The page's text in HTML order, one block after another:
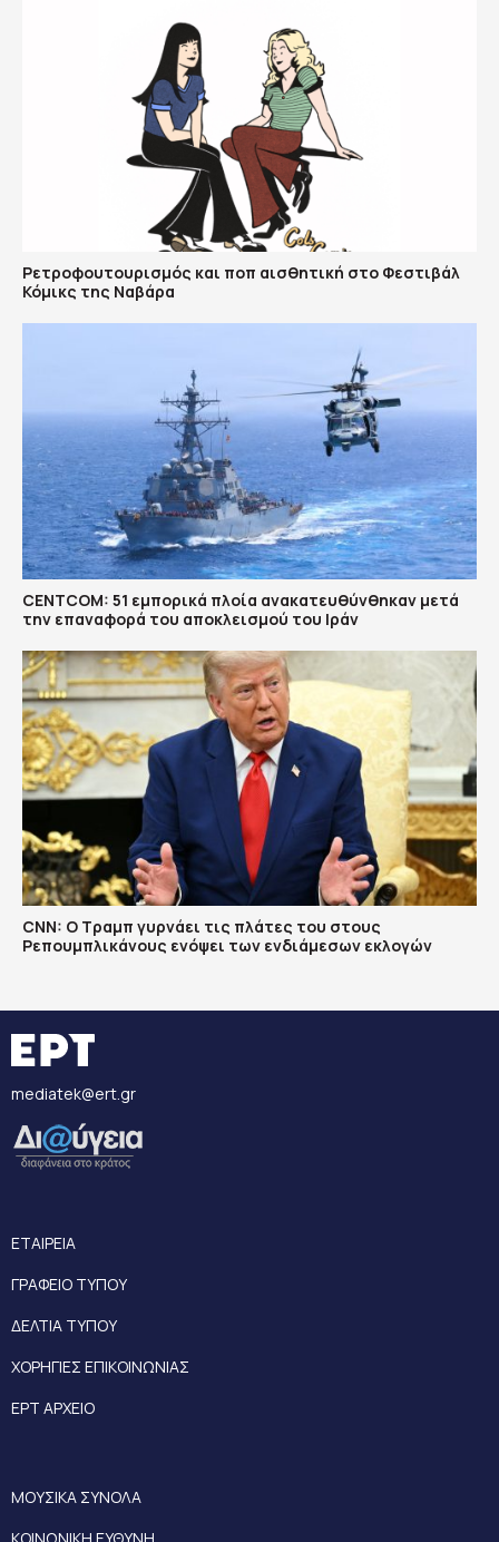
Ρετροφουτουρισμός και ποπ αισθητική στο Φεστιβάλ
Κόμικς της Ναβάρα
CENTCOM: 51 εμπορικά πλοία ανακατευθύνθηκαν μετά
την επαναφορά του αποκλεισμού του Ιράν
CNN: Ο Τραμπ γυρνάει τις πλάτες του στους
Ρεπουμπλικάνους ενόψει των ενδιάμεσων εκλογών
mediatek@ert.gr
ΕΤΑΙΡΕΙΑ
ΓΡΑΦΕΙΟ ΤΥΠΟΥ
ΔΕΛΤΙΑ ΤΥΠΟΥ
ΧΟΡΗΓΙΕΣ ΕΠΙΚΟΙΝΩΝΙΑΣ
ΕΡΤ ΑΡΧΕΙΟ
ΜΟΥΣΙΚΑ ΣΥΝΟΛΑ